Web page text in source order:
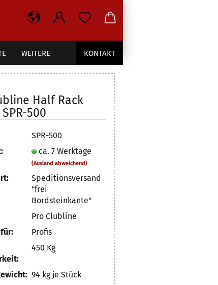
KONTAKT
WEITERE
Half Rack
500
SPR-500
ca. 7 Werktage
(Ausland abweichend)
Speditionsversand
"frei
Bordsteinkante"
Pro Clubline
Profis
450 Kg
94 kg je Stück